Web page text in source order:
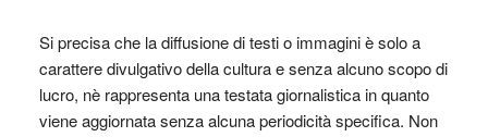
Si precisa che la diffusione di testi o immagini è solo a
carattere divulgativo della cultura e senza alcuno scopo di
lucro, nè rappresenta una testata giornalistica in quanto
viene aggiornata senza alcuna periodicità specifica. Non